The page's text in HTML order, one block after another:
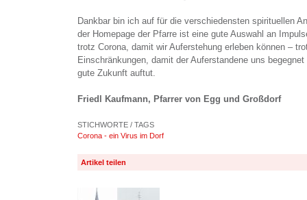
Dankbar bin ich auf für die verschiedensten spirituellen
der Homepage der Pfarre ist eine gute Auswahl an
trotz Corona, damit wir Auferstehung erleben können –
Einschränkungen, damit der Auferstandene uns
gute Zukunft auftut.
Friedl Kaufmann, Pfarrer von Egg und Großdorf
STICHWORTE / TAGS
Corona - ein Virus im Dorf
Artikel teilen